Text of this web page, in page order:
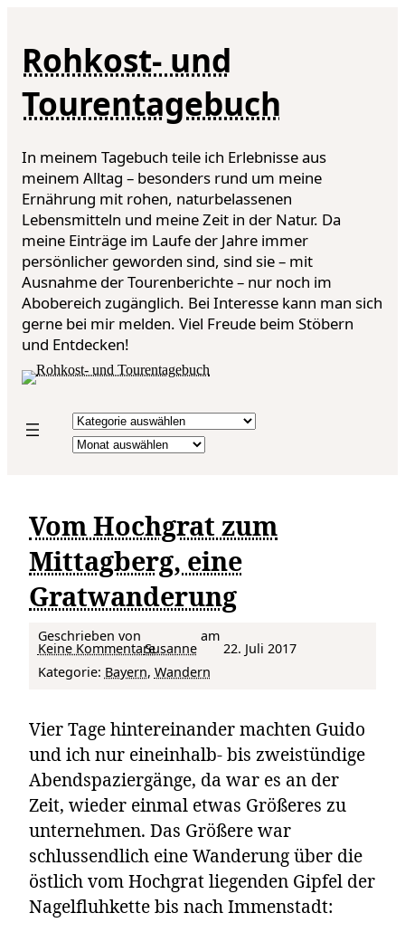
Rohkost- und
Tourentagebuch
In meinem Tagebuch teile ich Erlebnisse aus
meinem Alltag – besonders rund um meine
Ernährung mit rohen, naturbelassenen
Lebensmitteln und meine Zeit in der Natur. Da
meine Einträge im Laufe der Jahre immer
persönlicher geworden sind, sind sie – mit
Ausnahme der Tourenberichte – nur noch im
Abobereich zugänglich. Bei Interesse kann man sich
gerne bei mir melden. Viel Freude beim Stöbern
und Entdecken!
Kategorien
Archiv
Vom Hochgrat zum
Mittagberg, eine
Gratwanderung
Geschrieben von
Susanne
am
22. Juli 2017
Keine Kommentarezu Vom Hochgrat zum Mittagberg, eine Gratwanderung
Kategorie: Bayern, Wandern
Vier Tage hintereinander machten Guido
und ich nur eineinhalb- bis zweistündige
Abendspaziergänge, da war es an der
Zeit, wieder einmal etwas Größeres zu
unternehmen. Das Größere war
schlussendlich eine Wanderung über die
östlich vom Hochgrat liegenden Gipfel der
Nagelfluhkette bis nach Immenstadt: